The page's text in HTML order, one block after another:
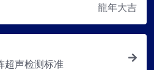
龍年大吉
超声检测标准